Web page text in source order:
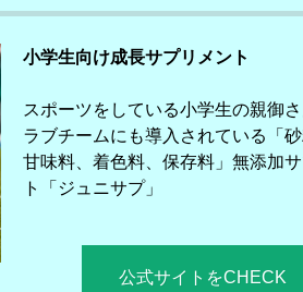
小学生向け成長サプリメント
スポーツをしている小学生の親御
ラブチームにも導入されている「
甘味料、着色料、保存料」無添加
ト「ジュニサプ」
公式サイトをCHECK